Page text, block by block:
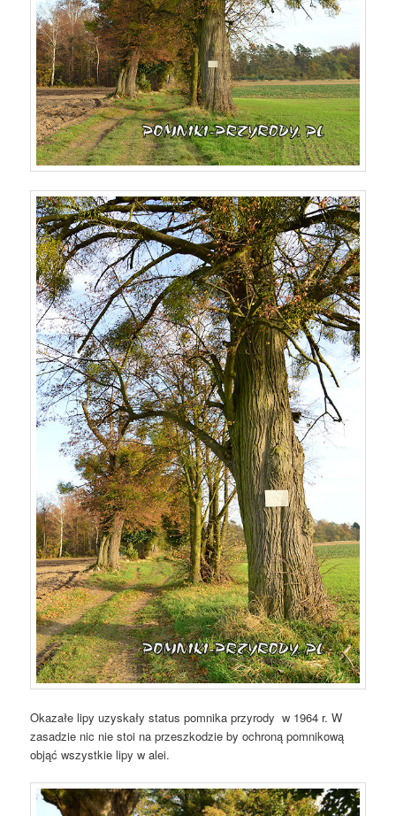
Okazałe lipy uzyskały status pomnika przyrody w 1964 r. W
zasadzie nic nie stoi na przeszkodzie by ochroną pomnikową
objąć wszystkie lipy w alei.